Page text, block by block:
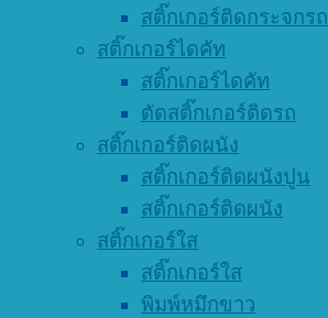
สติ๊กเกอร์ติดกระจกรถ
สติ๊กเกอร์ไดคัท
สติ๊กเกอร์ไดคัท
ตัดสติ๊กเกอร์ติดรถ
สติ๊กเกอร์ติดผนัง
สติ๊กเกอร์ติดผนังปูน
สติ๊กเกอร์ติดผนัง
สติ๊กเกอร์ใส
สติ๊กเกอร์ใส
พิมพ์หมึกขาว